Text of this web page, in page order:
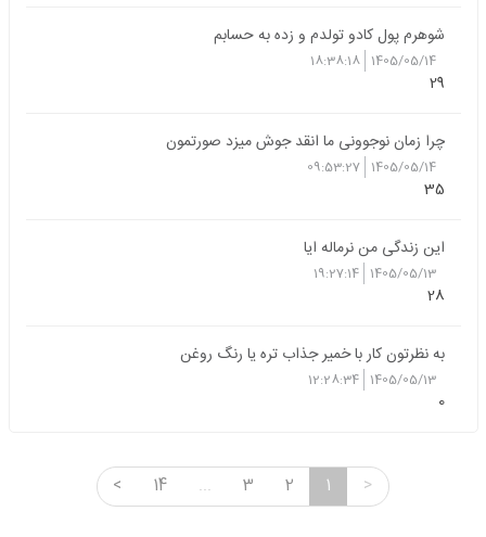
شوهرم پول کادو تولدم و زده به حسابم
1405/05/14
18:38:18
29
چرا زمان نوجوونی ما انقد جوش میزد صورتمون
1405/05/14
09:53:27
35
این زندگی من نرماله ایا
1405/05/13
19:27:14
28
به نظرتون کار با خمیر جذاب تره یا رنگ روغن
1405/05/13
12:28:34
0
>
1
2
3
...
14
<